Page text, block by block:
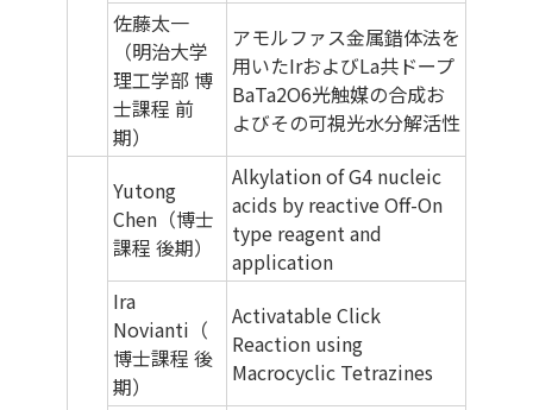
佐藤太一
（明治大学
理工学部 博
士課程 前
期）
アモルファス金属錯体法を
用いたIrおよびLa共ドープ
BaTa2O6光触媒の合成お
よびその可視光水分解活性
Yutong
Chen（博士
課程 後期）
Alkylation of G4 nucleic
acids by reactive Off-On
type reagent and
application
Ira
Novianti（
博士課程 後
期）
Activatable Click
Reaction using
Macrocyclic Tetrazines